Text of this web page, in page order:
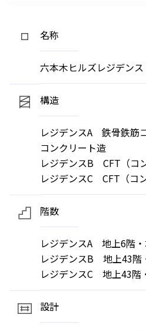
名称
六本木ヒルズレジデンス
構造
レジデンスA 鉄骨鉄筋
コンクリート造
レジデンスB CFT（コ
レジデンスC CFT（コ
階数
レジデンスA 地上6階
レジデンスB 地上43階
レジデンスC 地上43階
設計